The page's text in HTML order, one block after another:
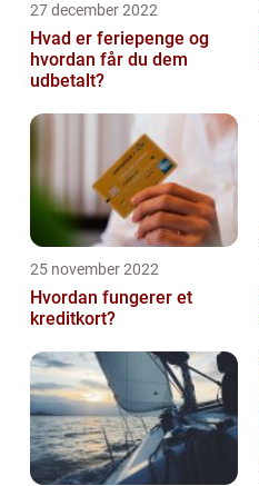
27 december 2022
Hvad er feriepenge og
hvordan får du dem
udbetalt?
25 november 2022
Hvordan fungerer et
kreditkort?